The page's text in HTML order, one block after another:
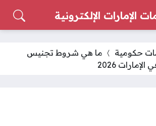
الإمارات الإلكترونية
حكومية
ما هي شروط تجنيس
2026